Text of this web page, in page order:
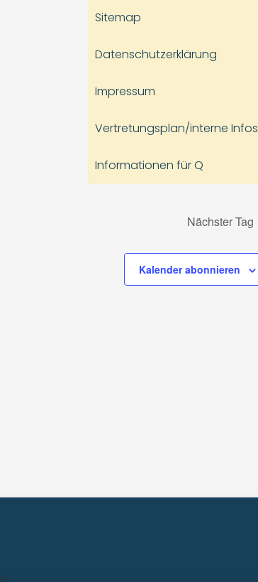
Sitemap
Datenschutzerklärung
Impressum
Vertretungsplan/interne Infos
Informationen für Q
Nächster Tag
Kalender abonnieren